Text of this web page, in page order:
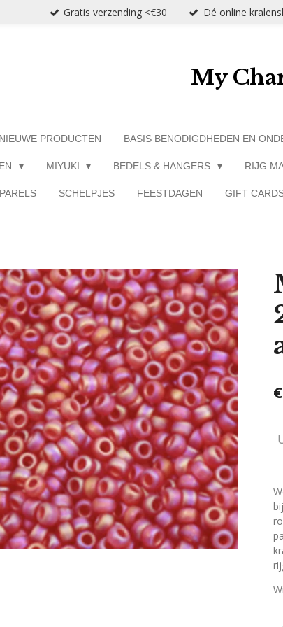
Gratis verzending <€30 Dé online
My
NIEUWE PRODUCTEN BASIS BENODIGDHEDEN EN
MIYUKI BEDELS & HANGERS RIJG
SCHELPJES FEESTDAGEN GIFT